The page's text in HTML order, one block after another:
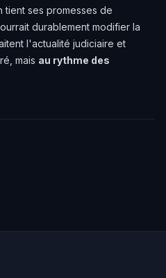
tient ses promesses de
durablement modifier la
l'actualité judiciaire et
mais au rythme des